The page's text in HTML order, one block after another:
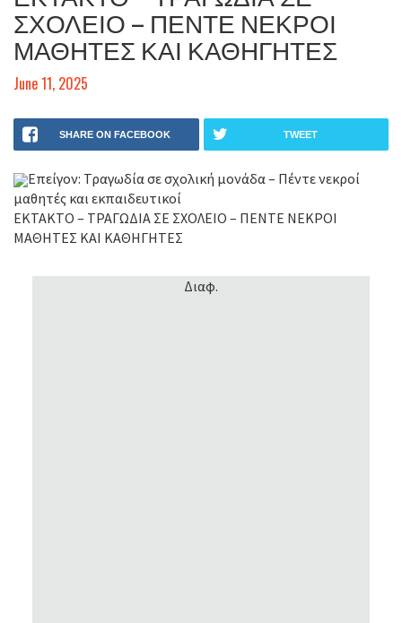
ΣΧΟΛΕΙΟ – ΠΕΝΤΕ ΝΕΚΡΟΙ
ΜΑΘΗΤΕΣ ΚΑΙ ΚΑΘΗΓΗΤΕΣ
June 11, 2025
SHARE ON FACEBOOK TWEET
Επείγον: Τραγωδία σε σχολική μονάδα – Πέντε νεκροί
μαθητές και εκπαιδευτικοί
ΕΚΤΑΚΤΟ – ΤΡΑΓΩΔΙΑ ΣΕ ΣΧΟΛΕΙΟ – ΠΕΝΤΕ ΝΕΚΡΟΙ
ΜΑΘΗΤΕΣ ΚΑΙ ΚΑΘΗΓΗΤΕΣ
Διαφ.